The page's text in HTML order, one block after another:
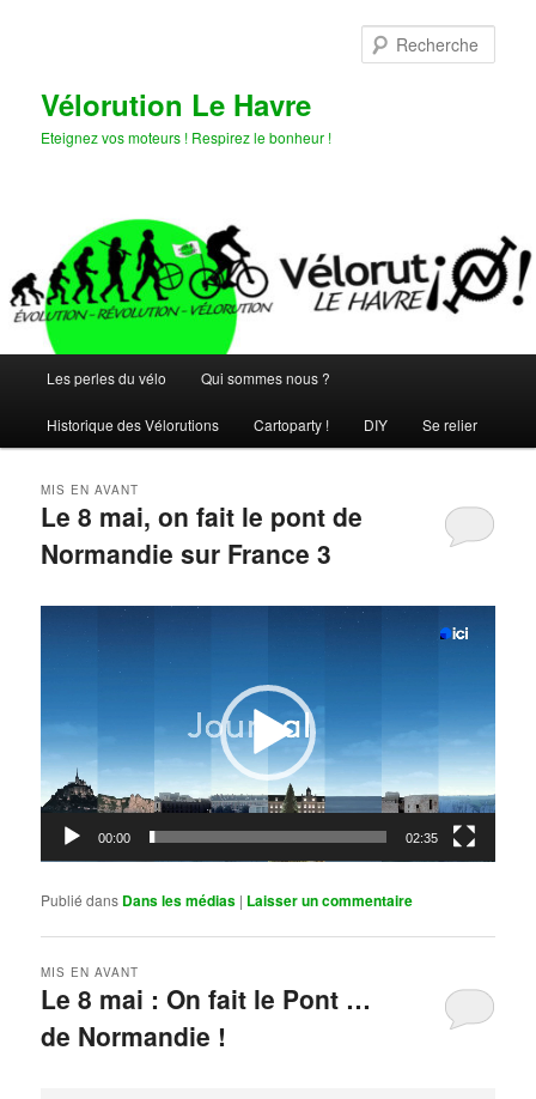
Vélorution Le Havre
Eteignez vos moteurs ! Respirez le bonheur !
principal
Les perles du vélo Qui sommes nous ?
Historique des Vélorutions Cartoparty ! DIY Se relier
Le 8 mai, on fait le pont de
Normandie sur France 3
MIS EN AVANT
00:00 02:35
Publié dans Dans les médias | Laisser un commentaire
Le 8 mai : On fait le Pont …
de Normandie !
MIS EN AVANT